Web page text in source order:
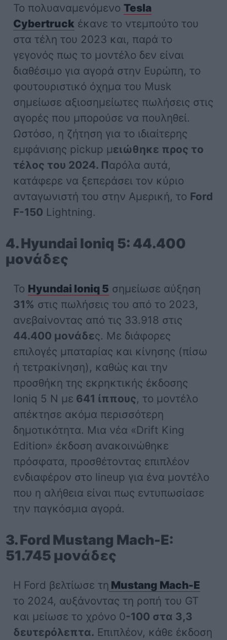
Το πολυαναμενόμενοTesla
Cybertruck έκανε το ντεμπούτο του
στα τέλη του 2023 και, παρά το
γεγονός πως το μοντέλο δεν είναι
διαθέσιμο για αγορά στην Ευρώπη, το
φουτουριστικό όχημα του Musk
σημείωσε αξιοσημείωτες πωλήσεις στις
αγορές που μπορούσε να πουληθεί.
Ωστόσο, η ζήτηση για το ιδιαίτερης
εμφάνισης pickup μειώθηκε προς το
τέλος του 2024. Παρόλα αυτά,
κατάφερε να ξεπεράσει τον κύριο
ανταγωνιστή του στην Αμερική, το Ford
F-150 Lightning.
4. Hyundai Ioniq 5: 44.400
μονάδες
Το Hyundai Ioniq 5 σημείωσε αύξηση
31% στις πωλήσεις του από το 2023,
ανεβαίνοντας από τις 33.918 στις
44.400 μονάδες. Με διάφορες
επιλογές μπαταρίας και κίνησης (πίσω
ή τετρακίνηση), καθώς και την
προσθήκη της εκρηκτικής έκδοσης
Ioniq 5 N με 641 ίππους, το μοντέλο
απέκτησε ακόμα περισσότερη
δημοτικότητα. Μια νέα «Drift King
Edition» έκδοση ανακοινώθηκε
πρόσφατα, προσθέτοντας επιπλέον
ενδιαφέρον στο lineup για ένα μοντέλο
που η αλήθεια είναι πως εντυπωσίασε
την παγκόσμια αγορά.
3. Ford Mustang Mach-E:
51.745 μονάδες
Η Ford βελτίωσε τη Mustang Mach-E
το 2024, αυξάνοντας τη ροπή του GT
και μείωσε το χρόνο 0-100 στα 3,3
δευτερόλεπτα. Επιπλέον, κάθε έκδοση